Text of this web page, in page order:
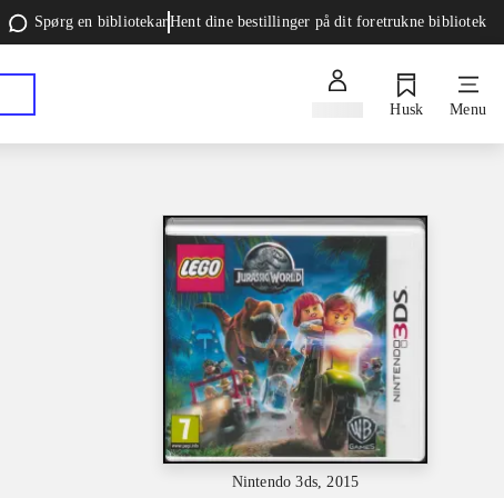
Spørg en bibliotekarHent dine bestillinger på dit foretrukne bibliotek
Husk Menu
Nintendo 3ds, 2015